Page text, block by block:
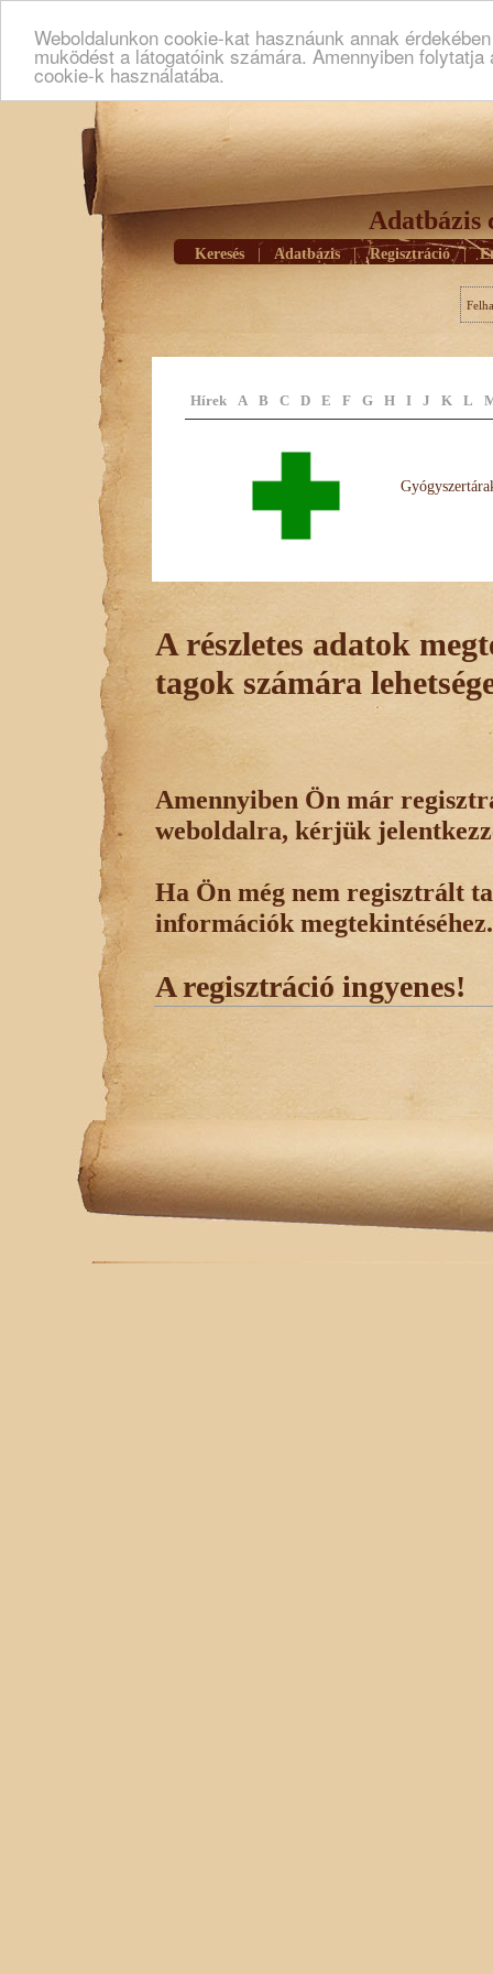
Weboldalunkon cookie-kat hasznáunk annak
muködést a látogatóink számára. Amennyiben
cookie-k használatába.
Adatbázis
Keresés Adatbázis | Regisztráció |
Hírek A B C D E F G H I J K L
A részletes adatok
tagok számára
Amennyiben Ön már
weboldalra, kérjük
Ha Ön még nem regisztrált
információk megtekintéséhez.
A regisztráció ingyenes!